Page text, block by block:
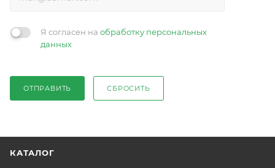
Я согласен на обработку персональных
данных
ОТПРАВИТЬ СБРОСИТЬ
КАТАЛОГ